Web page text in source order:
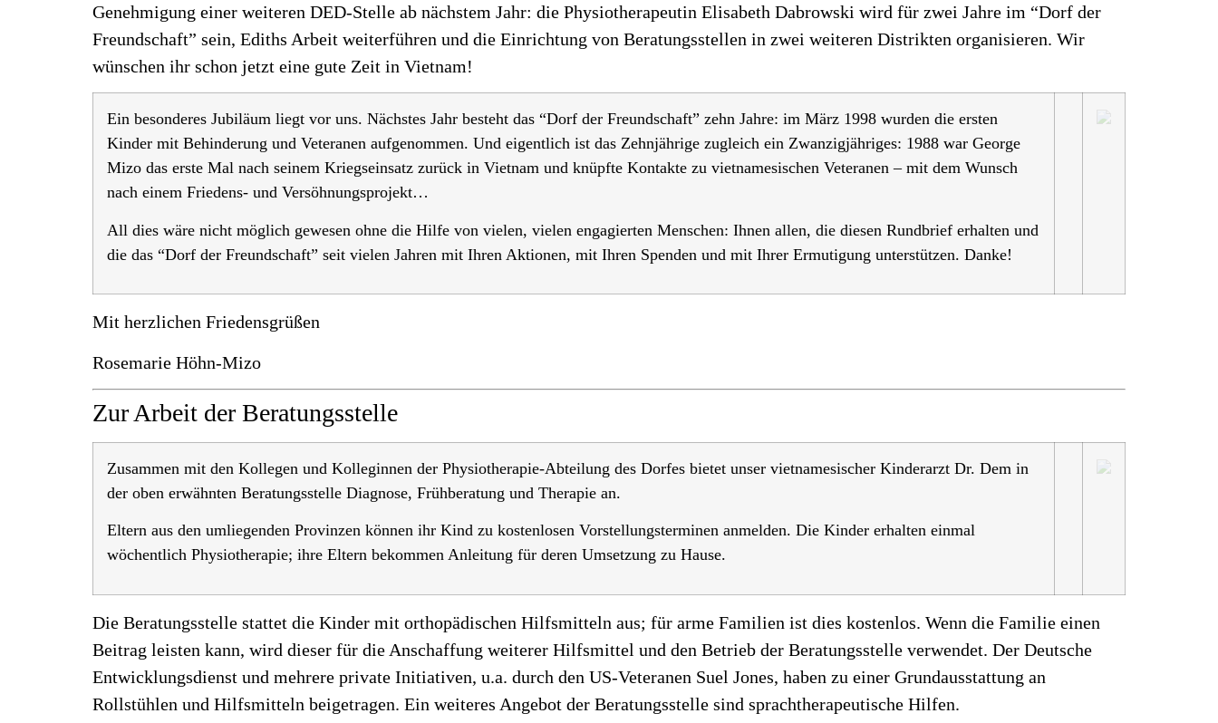
Genehmigung einer weiteren DED-Stelle ab nächstem Jahr: die Physiotherapeutin Elisabeth Dabrowski wird für zwei Jahre im “Dorf der
Freundschaft” sein, Ediths Arbeit weiterführen und die Einrichtung von Beratungsstellen in zwei weiteren Distrikten organisieren. Wir
wünschen ihr schon jetzt eine gute Zeit in Vietnam!
Ein besonderes Jubiläum liegt vor uns. Nächstes Jahr besteht das “Dorf der Freundschaft” zehn Jahre: im März 1998 wurden die ersten
Kinder mit Behinderung und Veteranen aufgenommen. Und eigentlich ist das Zehnjährige zugleich ein Zwanzigjähriges: 1988 war George
Mizo das erste Mal nach seinem Kriegseinsatz zurück in Vietnam und knüpfte Kontakte zu vietnamesischen Veteranen – mit dem Wunsch
nach einem Friedens- und Versöhnungsprojekt…
All dies wäre nicht möglich gewesen ohne die Hilfe von vielen, vielen engagierten Menschen: Ihnen allen, die diesen Rundbrief erhalten und
die das “Dorf der Freundschaft” seit vielen Jahren mit Ihren Aktionen, mit Ihren Spenden und mit Ihrer Ermutigung unterstützen. Danke!
Mit herzlichen Friedensgrüßen
Rosemarie Höhn-Mizo
Zur Arbeit der Beratungsstelle
Zusammen mit den Kollegen und Kolleginnen der Physiotherapie-Abteilung des Dorfes bietet unser vietnamesischer Kinderarzt Dr. Dem in
der oben erwähnten Beratungsstelle Diagnose, Frühberatung und Therapie an.
Eltern aus den umliegenden Provinzen können ihr Kind zu kostenlosen Vorstellungsterminen anmelden. Die Kinder erhalten einmal
wöchentlich Physiotherapie; ihre Eltern bekommen Anleitung für deren Umsetzung zu Hause.
Die Beratungsstelle stattet die Kinder mit orthopädischen Hilfsmitteln aus; für arme Familien ist dies kostenlos. Wenn die Familie einen
Beitrag leisten kann, wird dieser für die Anschaffung weiterer Hilfsmittel und den Betrieb der Beratungsstelle verwendet. Der Deutsche
Entwicklungsdienst und mehrere private Initiativen, u.a. durch den US-Veteranen Suel Jones, haben zu einer Grundausstattung an
Rollstühlen und Hilfsmitteln beigetragen. Ein weiteres Angebot der Beratungsstelle sind sprachtherapeutische Hilfen.